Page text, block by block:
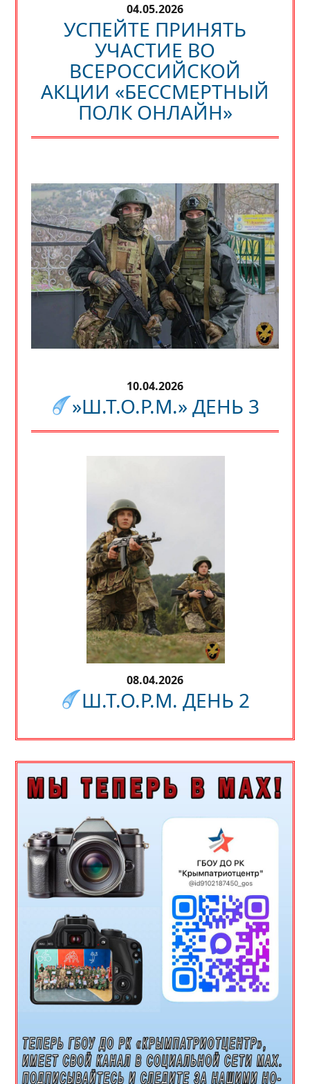
04.05.2026
УСПЕЙТЕ ПРИНЯТЬ
УЧАСТИЕ ВО
ВСЕРОССИЙСКОЙ
АКЦИИ «БЕССМЕРТНЫЙ
ПОЛК ОНЛАЙН»
10.04.2026
»Ш.Т.О.Р.М.» ДЕНЬ 3
08.04.2026
Ш.Т.О.Р.М. ДЕНЬ 2